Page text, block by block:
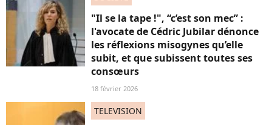
"Il se la tape !", “c’est son mec” :
l'avocate de Cédric Jubilar dénonce
les réflexions misogynes qu’elle
subit, et que subissent toutes ses
consœurs
18 février 2026
TELEVISION